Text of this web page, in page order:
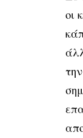
οι